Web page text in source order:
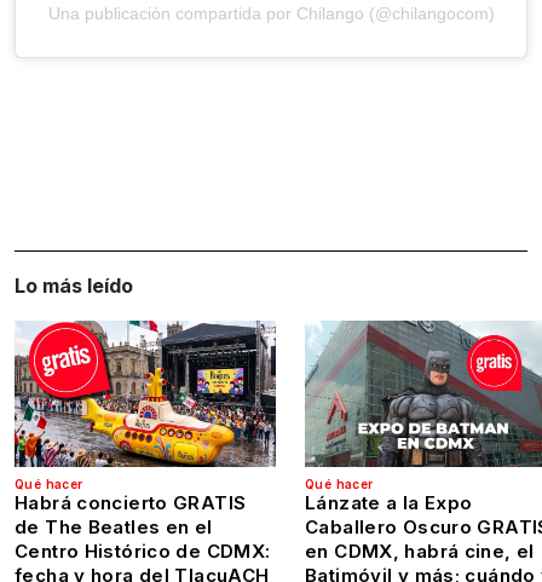
Una publicación compartida por Chilango (@chilangocom)
Lo más leído
Qué hacer
Habrá concierto GRATIS
de The Beatles en el
Centro Histórico de CDMX:
fecha y hora del TlacuACH
Qué hacer
Lánzate a la Expo
Caballero Oscuro
en CDMX, habrá cine, el
Batimóvil y más; cuándo